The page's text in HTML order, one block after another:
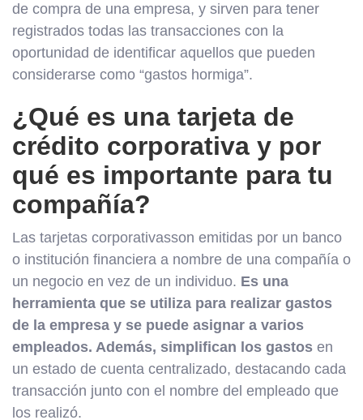
de compra de una empresa, y sirven para tener
registrados todas las transacciones con la
oportunidad de identificar aquellos que pueden
considerarse como “gastos hormiga”.
¿Qué es una tarjeta de
crédito corporativa y por
qué es importante para tu
compañía?
Las tarjetas corporativasson emitidas por un banco
o institución financiera a nombre de una compañía o
un negocio en vez de un individuo. Es una
herramienta que se utiliza para realizar gastos
de la empresa y se puede asignar a varios
empleados. Además, simplifican los gastos en
un estado de cuenta centralizado, destacando cada
transacción junto con el nombre del empleado que
los realizó.